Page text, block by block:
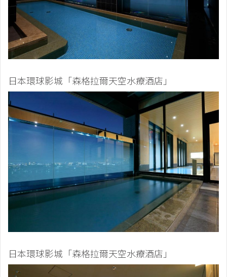
日本環球影城「森格拉爾天空水療酒店」
日本環球影城「森格拉爾天空水療酒店」